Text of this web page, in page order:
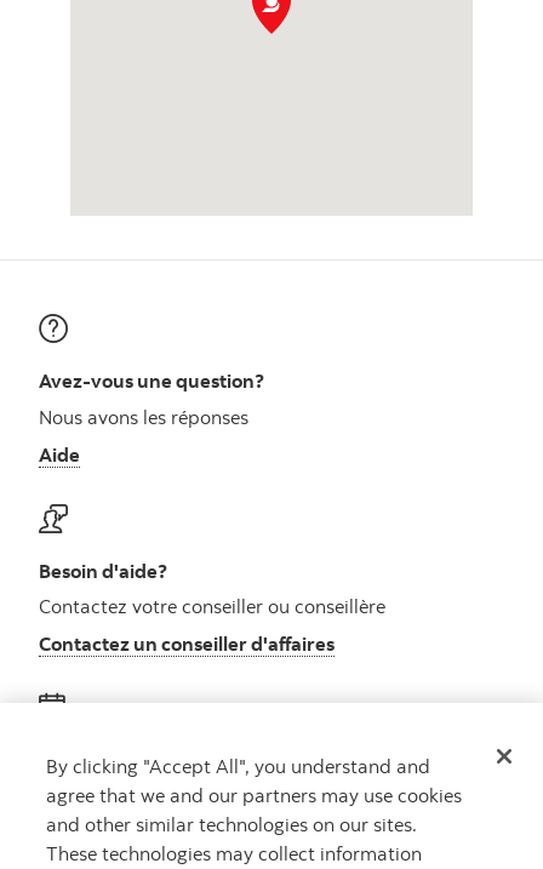
Avez-vous une question?
Nous avons les réponses
Aide
Besoin d'aide?
Contactez votre conseiller ou conseillère
Contactez un conseiller d'affaires
Obtenez des conseils
Rencontrez un conseiller
Prenez rendez-vous
By clicking "Accept All", you understand and
agree that we and our partners may use cookies
and other similar technologies on our sites.
These technologies may collect information